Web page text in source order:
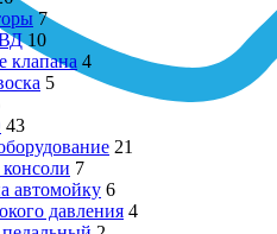
7
10
клапана 4
5
43
21
7
автомойку 6
давления 4